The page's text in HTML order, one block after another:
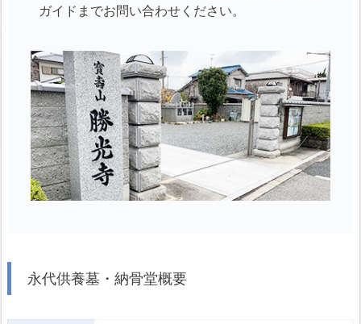
ガイドまでお問い合わせください。
永代供養墓・納骨堂概要